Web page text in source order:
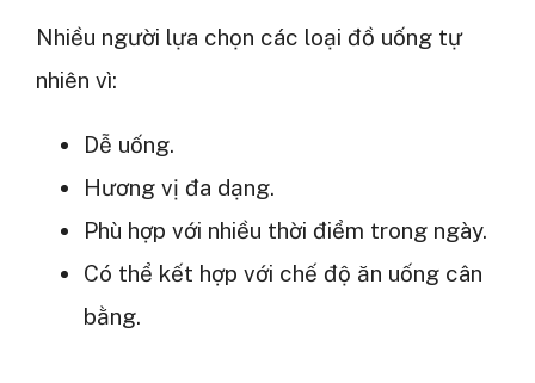
Nhiều người lựa chọn các loại đồ uống tự
nhiên vì:
Dễ uống.
Hương vị đa dạng.
Phù hợp với nhiều thời điểm trong ngày.
Có thể kết hợp với chế độ ăn uống cân
bằng.